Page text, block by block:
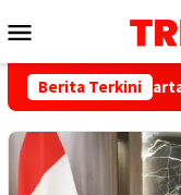
ke
Mobile
Berita Terkini